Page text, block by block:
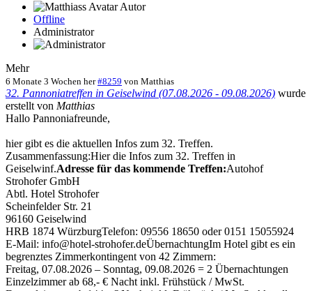
Autor
Offline
Administrator
Mehr
6 Monate 3 Wochen her #8259 von Matthias
32. Pannoniatreffen in Geiselwind (07.08.2026 - 09.08.2026) wurde
erstellt von Matthias
Hallo Pannoniafreunde,
hier gibt es die aktuellen Infos zum 32. Treffen.
Zusammenfassung:Hier die Infos zum 32. Treffen in
Geiselwinf.Adresse für das kommende Treffen:Autohof
Strohofer GmbH
Abtl. Hotel Strohofer
Scheinfelder Str. 21
96160 Geiselwind
HRB 1874 WürzburgTelefon: 09556 18650 oder 0151 15055924
E-Mail: info@hotel-strohofer.deÜbernachtungIm Hotel gibt es ein
begrenztes Zimmerkontingent von 42 Zimmern:
Freitag, 07.08.2026 – Sonntag, 09.08.2026 = 2 Übernachtungen
Einzelzimmer ab 68,- € Nacht inkl. Frühstück / MwSt.